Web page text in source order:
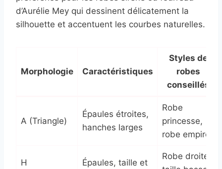
d’Aurélie Mey qui dessinent délicatement la
silhouette et accentuent les courbes naturelles.
Morphologie Caractéristiques
Styles de
robes
conseillés
A (Triangle)
Épaules étroites,
hanches larges
Robe
princesse,
robe empire
H Épaules, taille et
Robe droite,